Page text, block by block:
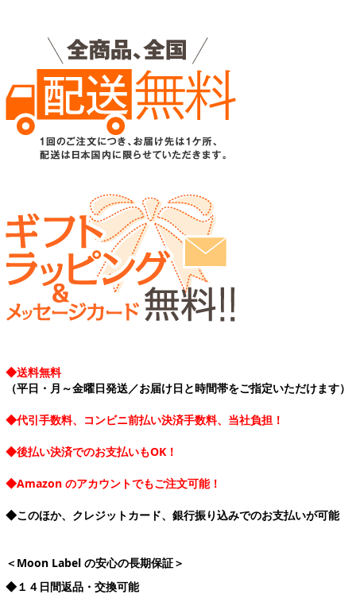
◆送料無料
（平日・月～金曜日発送／お届け日と時間帯をご指定いただけます）
◆代引手数料、コンビニ前払い決済手数料、当社負担！
◆後払い決済でのお支払いもOK！
◆Amazon のアカウントでもご注文可能！
◆このほか、クレジットカード、銀行振り込みでのお支払いが可能
＜Moon Label の安心の長期保証＞
◆１４日間返品・交換可能